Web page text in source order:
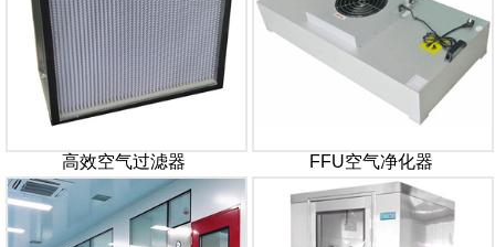
高效空气过滤器 FFU空气净化器